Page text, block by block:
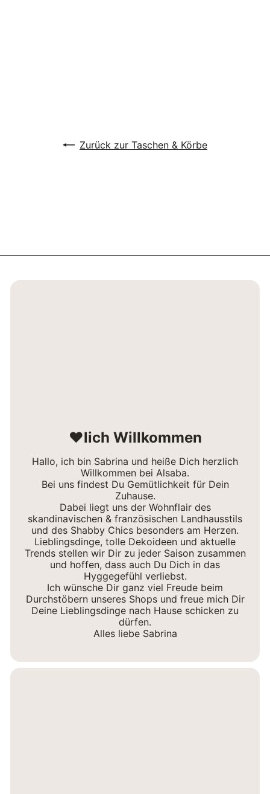
Zurück zur Taschen & Körbe
❤lich Willkommen
Hallo, ich bin Sabrina und heiße Dich herzlich
Willkommen bei Alsaba.
Bei uns findest Du Gemütlichkeit für Dein
Zuhause.
Dabei liegt uns der Wohnflair des
skandinavischen & französischen Landhausstils
und des Shabby Chics besonders am Herzen.
Lieblingsdinge, tolle Dekoideen und aktuelle
Trends stellen wir Dir zu jeder Saison zusammen
und hoffen, dass auch Du Dich in das
Hyggegefühl verliebst.
Ich wünsche Dir ganz viel Freude beim
Durchstöbern unseres Shops und freue mich Dir
Deine Lieblingsdinge nach Hause schicken zu
dürfen.
Alles liebe Sabrina